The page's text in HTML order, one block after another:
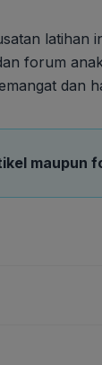
forum
dan
maupun